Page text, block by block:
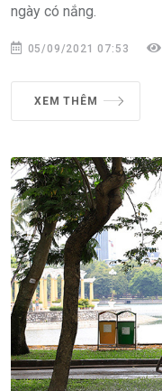
ngày có nắng.
05/09/2021 07:53
XEM THÊM